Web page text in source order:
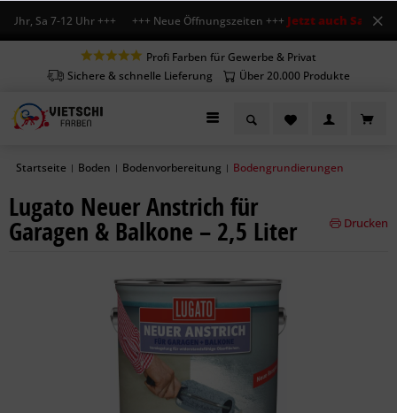
Sa 7-12 Uhr +++ +++ Neue Öffnungszeiten +++Jetzt auch Sa
Profi Farben für Gewerbe & Privat
Sichere & schnelle Lieferung
Über 20.000 Produkte
Startseite | Boden | Bodenvorbereitung | Bodengrundierungen
Lugato Neuer Anstrich für
Garagen & Balkone – 2,5 Liter Drucken